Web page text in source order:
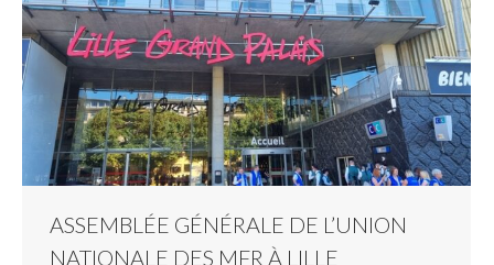
ASSEMBLÉE GÉNÉRALE DE L’UNION
NATIONALE DES MFR À LILLE